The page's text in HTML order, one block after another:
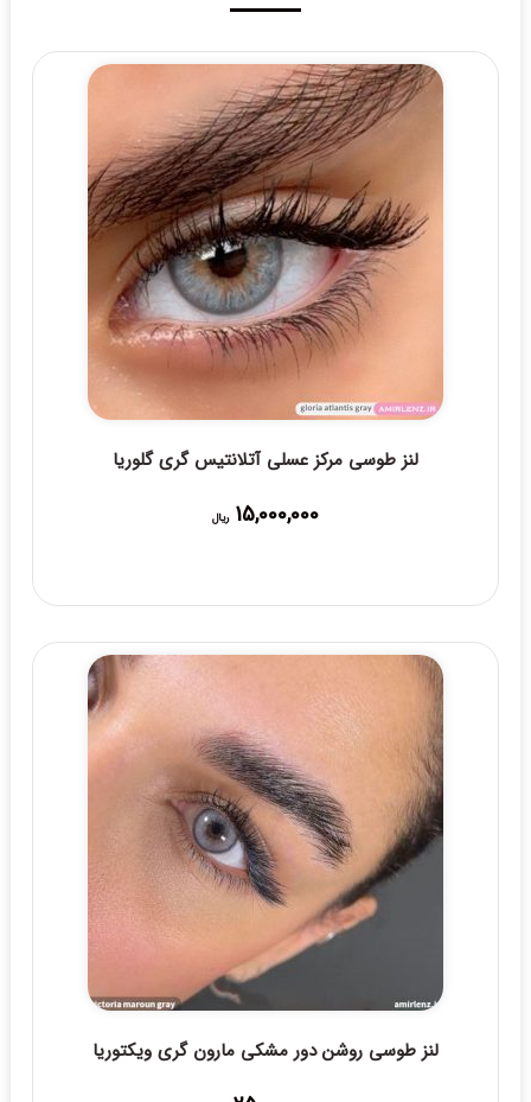
لنز طوسی مرکز عسلی آتلانتیس گری گلوریا
15,000,000 ریال
لنز طوسی روشن دور مشکی مارون گری ویکتوریا